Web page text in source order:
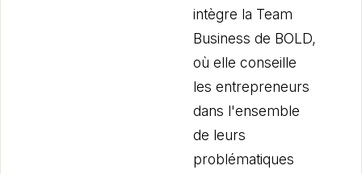
intègre la Team
Business de BOLD,
où elle conseille
les entrepreneurs
dans l'ensemble
de leurs
problématiques